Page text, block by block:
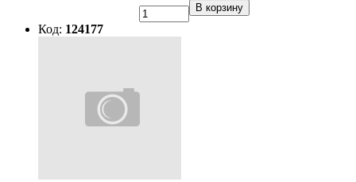
В корзину
Код: 124177